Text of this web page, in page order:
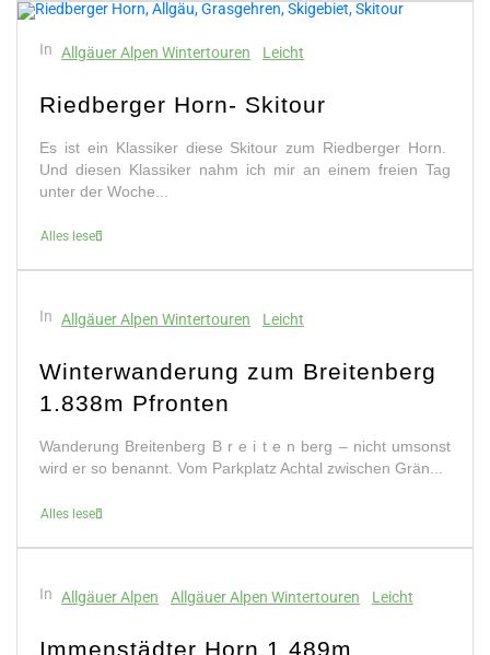
In Allgäuer Alpen Wintertouren Leicht
Riedberger Horn- Skitour
Es ist ein Klassiker diese Skitour zum Riedberger Horn.
Und diesen Klassiker nahm ich mir an einem freien Tag
unter der Woche...
Alles lesen
In Allgäuer Alpen Wintertouren Leicht
Winterwanderung zum Breitenberg
1.838m Pfronten
Wanderung Breitenberg B r e i t e n berg – nicht umsonst
wird er so benannt. Vom Parkplatz Achtal zwischen Grän...
Alles lesen
In Allgäuer Alpen Allgäuer Alpen Wintertouren Leicht
Immenstädter Horn 1.489m